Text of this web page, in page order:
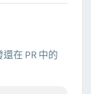
在 PR 中的